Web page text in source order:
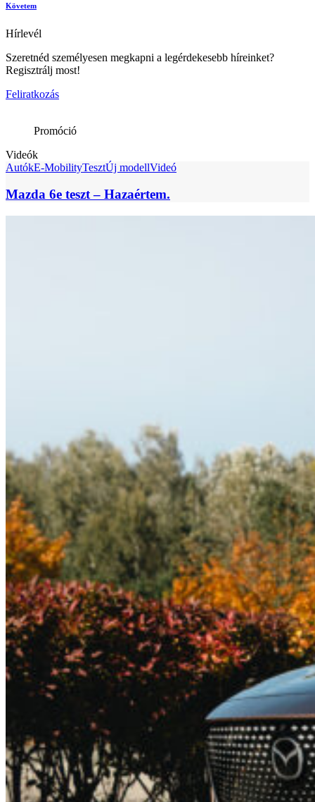
Követem
Hírlevél
Szeretnéd személyesen megkapni a legérdekesebb híreinket?
Regisztrálj most!
Feliratkozás
Promóció
Videók
AutókE-MobilityTesztÚj modellVideó
Mazda 6e teszt – Hazaértem.